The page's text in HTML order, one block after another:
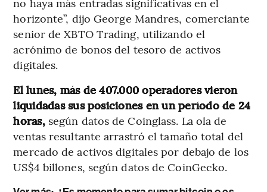
horizonte”, dijo George Mandres, comerciante
senior de XBTO Trading, utilizando el
acrónimo de bonos del tesoro de activos
digitales.
El lunes, más de 407.000 operadores vieron
liquidadas sus posiciones en un período de 24
horas,según datos de Coinglass. La ola de
ventas resultante arrastró el tamaño total del
mercado de activos digitales por debajo de los
US$4 billones, según datos de CoinGecko.